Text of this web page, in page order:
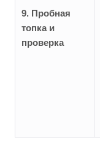
9. Пробная
топка и
проверка